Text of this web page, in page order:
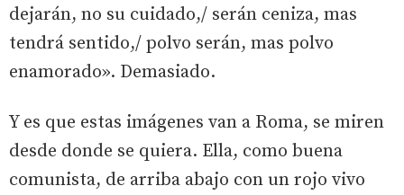
dejarán, no su cuidado,/ serán ceniza, mas
tendrá sentido,/ polvo serán, mas polvo
enamorado». Demasiado.
Y es que estas imágenes van a Roma, se miren
desde donde se quiera. Ella, como buena
comunista, de arriba abajo con un rojo vivo